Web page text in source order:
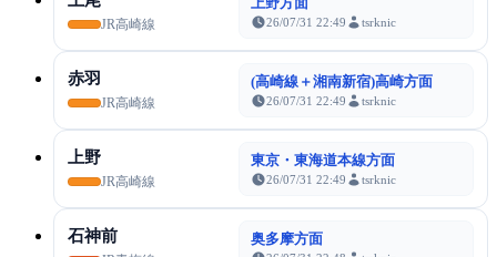
JR高崎線 26/07/31 22:49 tsrknic
赤羽
JR高崎線
(高崎線＋湘南新宿)高崎方面
26/07/31 22:49 tsrknic
上野
JR高崎線
東京・東海道本線方面
26/07/31 22:49 tsrknic
石神前 奥多摩方面